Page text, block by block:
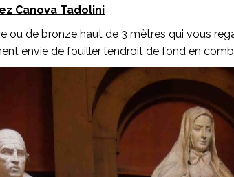
Canova Tadolini
ou de bronze haut de 3 mètres qui vous
envie de fouiller l’endroit de fond en